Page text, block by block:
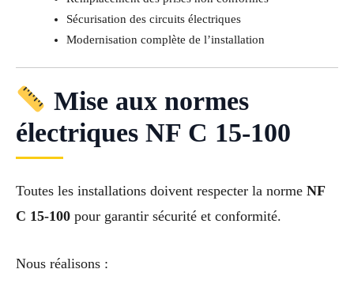
Sécurisation des circuits électriques
Modernisation complète de l’installation
Mise aux normes
électriques NF C 15-100
Toutes les installations doivent respecter la norme NF
C 15-100 pour garantir sécurité et conformité.
Nous réalisons :